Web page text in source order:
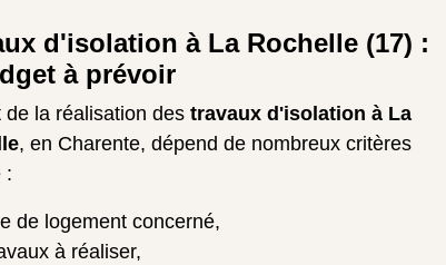
d'isolation à La Rochelle (17) :
à prévoir
de la réalisation des travaux d'isolation à La
, en Charente, dépend de nombreux critères
:
de logement concerné,
à réaliser,